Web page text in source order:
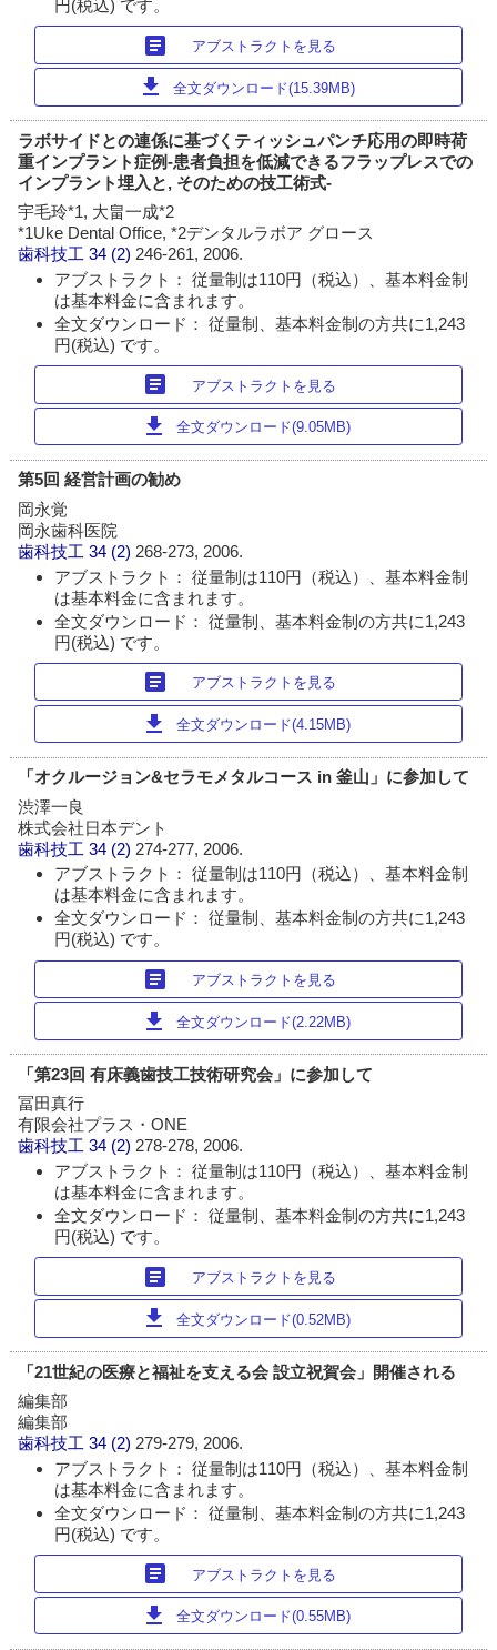
円(税込) です。
article アブストラクトを見る
download 全文ダウンロード(15.39MB)
ラボサイドとの連係に基づくティッシュパンチ応用の即時荷
重インプラント症例-患者負担を低減できるフラップレスでの
インプラント埋入と, そのための技工術式-
宇毛玲*1, 大畠一成*2
*1Uke Dental Office, *2デンタルラボア グロース
歯科技工 34 (2) 246-261, 2006.
アブストラクト： 従量制は110円（税込）、基本料金制
は基本料金に含まれます。
全文ダウンロード： 従量制、基本料金制の方共に1,243
円(税込) です。
article アブストラクトを見る
download 全文ダウンロード(9.05MB)
第5回 経営計画の勧め
岡永覚
岡永歯科医院
歯科技工 34 (2) 268-273, 2006.
アブストラクト： 従量制は110円（税込）、基本料金制
は基本料金に含まれます。
全文ダウンロード： 従量制、基本料金制の方共に1,243
円(税込) です。
article アブストラクトを見る
download 全文ダウンロード(4.15MB)
「オクルージョン&セラモメタルコース in 釜山」に参加して
渋澤一良
株式会社日本デント
歯科技工 34 (2) 274-277, 2006.
アブストラクト： 従量制は110円（税込）、基本料金制
は基本料金に含まれます。
全文ダウンロード： 従量制、基本料金制の方共に1,243
円(税込) です。
article アブストラクトを見る
download 全文ダウンロード(2.22MB)
「第23回 有床義歯技工技術研究会」に参加して
冨田真行
有限会社プラス・ONE
歯科技工 34 (2)278-278, 2006.
アブストラクト： 従量制は110円（税込）、基本料金制
は基本料金に含まれます。
全文ダウンロード： 従量制、基本料金制の方共に1,243
円(税込) です。
article アブストラクトを見る
download 全文ダウンロード(0.52MB)
「21世紀の医療と福祉を支える会 設立祝賀会」開催される
編集部
編集部
歯科技工 34 (2) 279-279, 2006.
アブストラクト： 従量制は110円（税込）、基本料金制
は基本料金に含まれます。
全文ダウンロード： 従量制、基本料金制の方共に1,243
円(税込) です。
article アブストラクトを見る
download 全文ダウンロード(0.55MB)